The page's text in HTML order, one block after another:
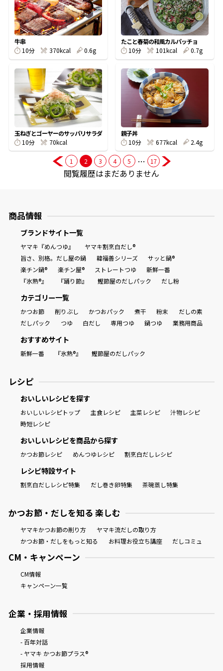
商品情報一覧
おすすめサイト
新鮮一番
氷熟®︎
だしパック
牛串
10分
370kcal 0.6g
たこと春菊の和風カルパッチョ
10分
101kcal 0.7g
玉ねぎとゴーヤーのサッパリサラダ
10分
70kcal
親子丼
10分
677kcal 2.4g
1 2 3 4 5 … 17
閲覧履歴はまだありません
商品情報
ブランドサイト一覧
ヤマキ『めんつゆ』
ヤマキ割烹白だし®
旨さ、別格。だし屋の鍋
韓福善シリーズ
サッと鍋®
楽チン鍋®
楽チン屋® ストレートつゆ
新鮮一番
『氷熟®』
『踊り節』 鰹節屋のだしパック だし粉
カテゴリー一覧
かつお節 削りぶし かつおパック 煮干 粉末
だしの素
だしパック
つゆ 白だし 専用つゆ 鍋つゆ 業務用商品
おすすめサイト
新鮮一番 『氷熟®』 鰹節屋のだしパック
レシピ
おいしいレシピを探す
おいしいレシピトップ 主食レシピ 主菜レシピ
汁物レシピ
時短レシピ
おいしいレシピを商品から探す
かつお節レシピ めんつゆレシピ 割烹白だしレシピ
レシピ特設サイト
割烹白だしレシピ特集 だし巻き卵特集 茶碗蒸し特集
かつお節・だしを知る 楽しむ
ヤマキかつお節の削り方
ヤマキ流だしの取り方
かつお節・だしをもっと知る
お料理お役立ち講座 だしコミュ
CM・キャンペーン
CM情報
キャンペーン一覧
企業・採用情報
企業情報
- 百年対話
- ヤマキ かつお節プラス®
採用情報